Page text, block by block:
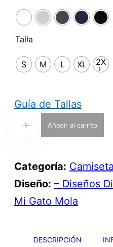
i
n
a
1
,
9
a
l
s
3
9
Talla
S M L XL
2X
L
Guía de Tallas
i
s
e
Añadir al carrito
Categoría:
Diseño: – Diseños
Mi Gato Mola
DESCRIPCIÓN